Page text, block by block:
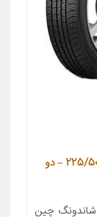
لاستیک خودرو تراینگل مدل TC101 سایز 225/50R17 – دو
چین